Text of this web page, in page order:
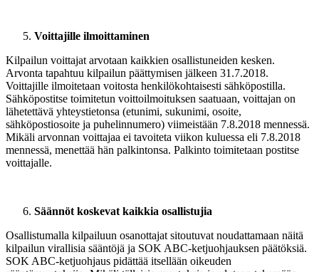
Voittajille ilmoittaminen
Kilpailun voittajat arvotaan kaikkien osallistuneiden kesken.
Arvonta tapahtuu kilpailun päättymisen jälkeen 31.7.2018.
Voittajille ilmoitetaan voitosta henkilökohtaisesti sähköpostilla.
Sähköpostitse toimitetun voittoilmoituksen saatuaan, voittajan on
lähetettävä yhteystietonsa (etunimi, sukunimi, osoite,
sähköpostiosoite ja puhelinnumero) viimeistään 7.8.2018 mennessä.
Mikäli arvonnan voittajaa ei tavoiteta viikon kuluessa eli 7.8.2018
mennessä, menettää hän palkintonsa. Palkinto toimitetaan postitse
voittajalle.
Säännöt koskevat kaikkia osallistujia
Osallistumalla kilpailuun osanottajat sitoutuvat noudattamaan näitä
kilpailun virallisia sääntöjä ja SOK ABC-ketjuohjauksen päätöksiä.
SOK ABC-ketjuohjaus pidättää itsellään oikeuden